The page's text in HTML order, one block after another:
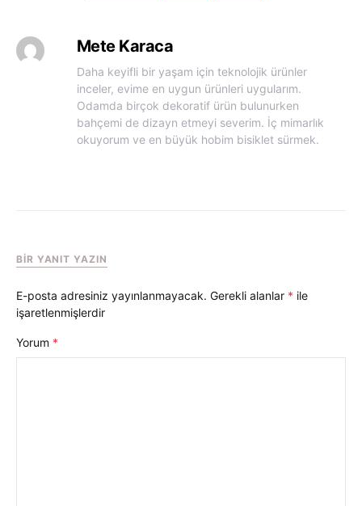
Mete Karaca
Daha keyifli bir yaşam için teknolojik ürünler
inceler, evime en uygun ürünleri uygularım.
Odamda birçok dekoratif ürün bulunurken
bahçemi de dizayn etmeyi severim. İç mimarlık
okuyorum ve en büyük hobim bisiklet sürmek.
BIR YANIT YAZIN
E-posta adresiniz yayınlanmayacak. Gerekli alanlar * ile
işaretlenmişlerdir
Yorum *